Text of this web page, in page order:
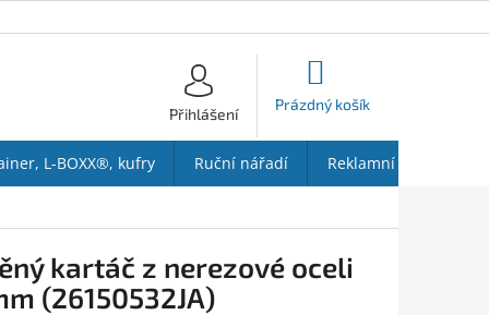
Přihlášení
Prázdný košík
L-BOXX®, kufry Ruční nářadí Reklamní předměty
kartáč z nerezové oceli
(26150532JA)